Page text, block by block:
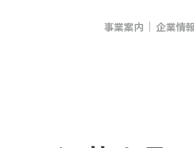
事業案内 企業情